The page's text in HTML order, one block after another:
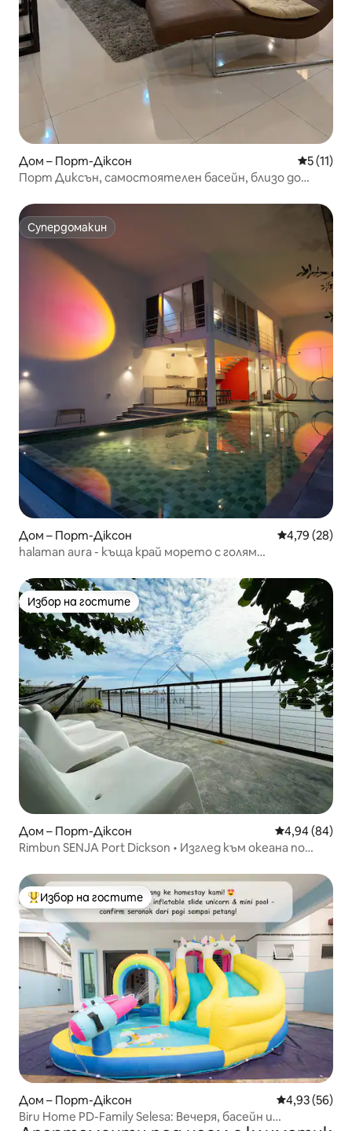
Дом – Порт-Діксон Средна
5 (11)
Порт Диксън, самостоятелен басейн, близо до
Супердомакин
Супердомакин
Дом – Порт-Діксон Средна
4,79 (28)
halaman aura - къща край морето с голям
Избор на гостите
Избор на гостите
Дом – Порт-Діксон Средна
4,94 (84)
Rimbun SENJA Port Dickson • Изглед към океана по
Най-популярен избор на гостите
Избор на гостите
Дом – Порт-Діксон Средна
4,93 (56)
Biru Home PD-Family Selesa: Вечеря, басейн и